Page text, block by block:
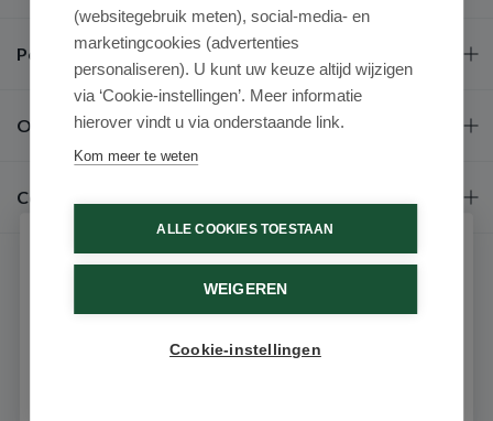
Populaire merken
Over ons
Contact
9.6 / 10 (531 beoordelingen)
(websitegebruik meten), social-media- en
marketingcookies (advertenties
personaliseren). U kunt uw keuze altijd wijzigen
via ‘Cookie-instellingen’. Meer informatie
hierover vindt u via onderstaande link.
Kom meer te weten
ALLE COOKIES TOESTAAN
WEIGEREN
Cookie-instellingen
Schrijf je in voor onze nieuwsbrief
Ontvang als eerste de beste aanbiedingen en persoonlijk
advies